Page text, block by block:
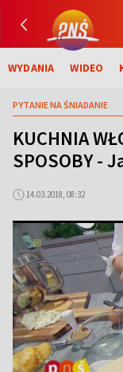
WYDANIA WIDEO
PYTANIE NA ŚNIADANIE
KUCHNIA
SPOSOBY -
14.03.2018, 08:32